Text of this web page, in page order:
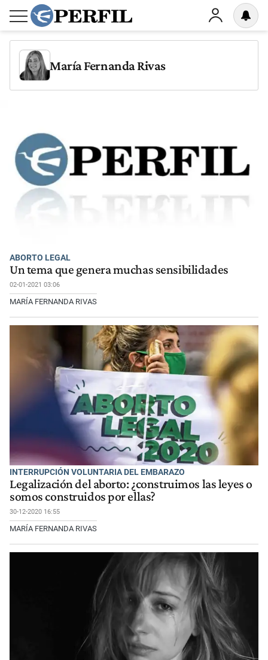
María Fernanda Rivas
ABORTO LEGAL
Un tema que genera muchas sensibilidades
02-01-2021 03:06
MARÍA FERNANDA RIVAS
INTERRUPCIÓN VOLUNTARIA DEL EMBARAZO
Legalización del aborto: ¿construimos las leyes o
somos construidos por ellas?
30-12-2020 16:55
MARÍA FERNANDA RIVAS